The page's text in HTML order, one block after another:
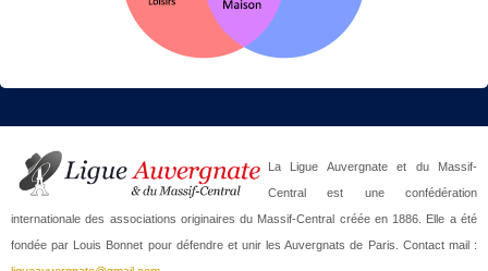
La Ligue Auvergnate et du Massif-
Central est une confédération
internationale des associations originaires du Massif-Central créée en 1886. Elle a été
fondée par Louis Bonnet pour défendre et unir les Auvergnats de Paris. Contact mail :